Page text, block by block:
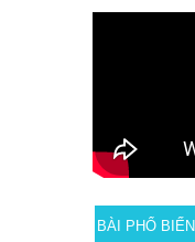
BÀI PHỔ BIẾN